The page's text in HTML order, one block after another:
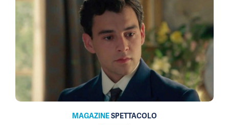
MAGAZINESPETTACOLO